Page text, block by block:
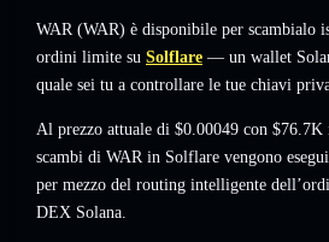
WAR (WAR) è disponibile per scambialo
ordini limite su Solflare — un wallet
quale sei tu a controllare le tue chiavi
Al prezzo attuale di $0.00049 con
scambi di WAR in Solflare vengono
per mezzo del routing intelligente
DEX Solana.